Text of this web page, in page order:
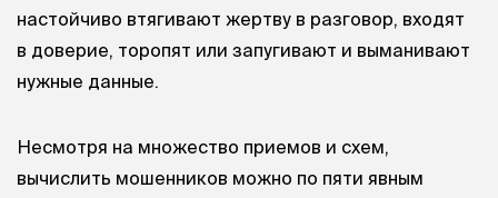
настойчиво втягивают жертву в разговор, входят
в доверие, торопят или запугивают и выманивают
нужные данные.
Несмотря на множество приемов и схем,
вычислить мошенников можно по пяти явным